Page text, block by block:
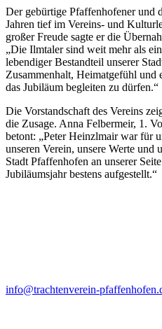
Der gebürtige Pfaffenhofener und
Jahren tief im Vereins- und
großer Freude sagte er die
„Die Ilmtaler sind weit mehr als
lebendiger Bestandteil unserer
Zusammenhalt, Heimatgefühl und
das Jubiläum begleiten zu dürfen.“
Die Vorstandschaft des Vereins
die Zusage. Anna Felbermeir, 1.
betont: „Peter Heinzlmair war für
unseren Verein, unsere Werte
Stadt Pfaffenhofen an unserer
Jubiläumsjahr bestens aufgestellt.“
info@trachtenverein-